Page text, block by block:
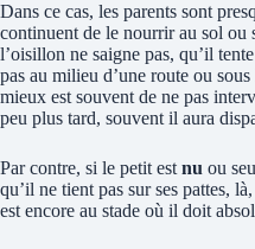
Dans ce cas, les parents sont
continuent de le nourrir au sol ou
l’oisillon ne saigne pas, qu’il
pas au milieu d’une route ou
mieux est souvent de ne pas
peu plus tard, souvent il aura
Par contre, si le petit estnu ou
qu’il ne tient pas sur ses pattes,
est encore au stade où il doit